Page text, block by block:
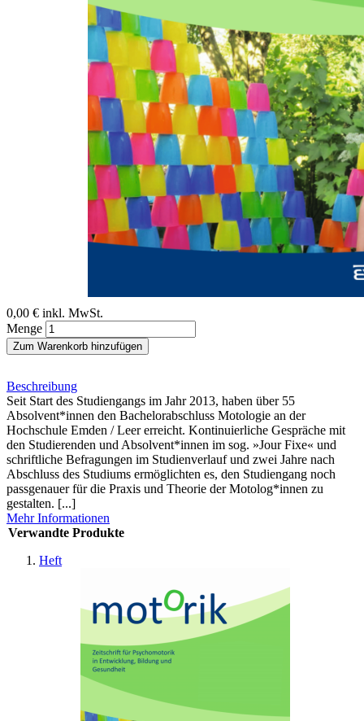
Zum Anfang der Bildergalerie springen
Ruth Haas, Daniel Siemer, Helmut Tiemann
Bericht: Interdisziplinarität
von Anfang an!
0,00 € inkl. MwSt.
Menge
Zum Warenkorb hinzufügen
Beschreibung
Seit Start des Studiengangs im Jahr 2013, haben über 55
Absolvent*innen den Bachelorabschluss Motologie an der
Hochschule Emden / Leer erreicht. Kontinuierliche Gespräche mit
den Studierenden und Absolvent*innen im sog. »Jour Fixe« und
schriftliche Befragungen im Studienverlauf und zwei Jahre nach
Abschluss des Studiums ermöglichten es, den Studiengang noch
passgenauer für die Praxis und Theorie der Motolog*innen zu
gestalten. [...]
Mehr Informationen
Verwandte Produkte
Heft